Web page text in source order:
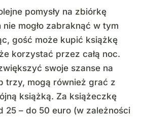
pomysły na zbiórkę
mogło zabraknąć w tym
gość może kupić książkę
korzystać przez całą noc.
swoje szanse na
trzy, mogą również grać z
książką. Za książeczkę
25 – do 50 euro (w zależności